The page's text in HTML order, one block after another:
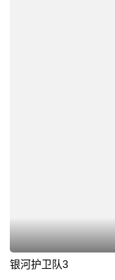
银河护卫队3